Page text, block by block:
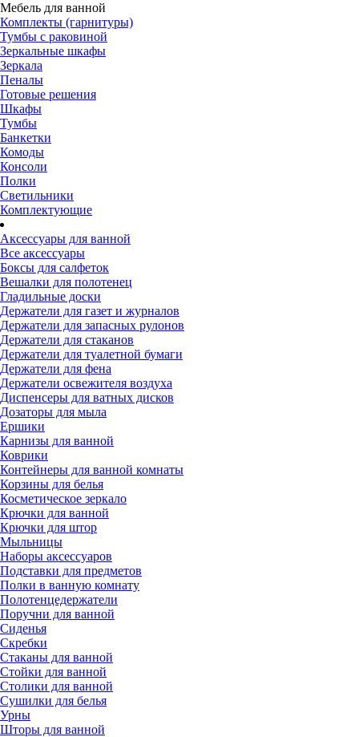
Мебель для ванной
Комплекты (гарнитуры)
Тумбы с раковиной
Зеркальные шкафы
Зеркала
Пеналы
Готовые решения
Шкафы
Тумбы
Банкетки
Комоды
Консоли
Полки
Светильники
Комплектующие
Аксессуары для ванной
Все аксессуары
Боксы для салфеток
Вешалки для полотенец
Гладильные доски
Держатели для газет и журналов
Держатели для запасных рулонов
Держатели для стаканов
Держатели для туалетной бумаги
Держатели для фена
Держатели освежителя воздуха
Диспенсеры для ватных дисков
Дозаторы для мыла
Ершики
Карнизы для ванной
Коврики
Контейнеры для ванной комнаты
Корзины для белья
Косметическое зеркало
Крючки для ванной
Крючки для штор
Мыльницы
Наборы аксессуаров
Подставки для предметов
Полки в ванную комнату
Полотенцедержатели
Поручни для ванной
Сиденья
Скребки
Стаканы для ванной
Стойки для ванной
Столики для ванной
Сушилки для белья
Урны
Шторы для ванной